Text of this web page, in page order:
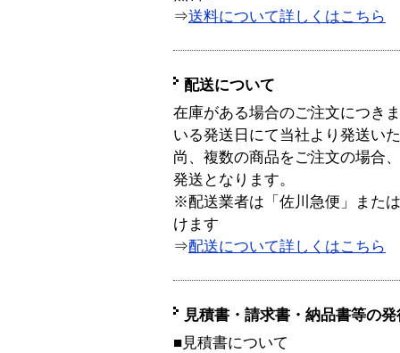
⇒送料について詳しくはこちら
配送について
在庫がある場合のご注文につき
いる発送日にて当社より発送い
尚、複数の商品をご注文の場合
発送となります。
※配送業者は「佐川急便」また
けます
⇒配送について詳しくはこちら
見積書・請求書・納品書等の
■見積書について